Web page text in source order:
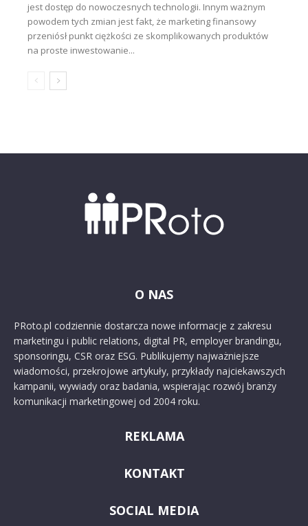
jest dostęp do nowoczesnych technologii. Innym ważnym
powodem tych zmian jest fakt, że marketing finansowy
przeniósł punkt ciężkości ze skomplikowanych produktów
na proste inwestowanie...
O NAS
PRoto.pl codziennie dostarcza nowe informacje z zakresu
marketingu i public relations, digital PR, employer brandingu,
sponsoringu, CSR oraz ESG. Publikujemy najważniejsze
wiadomości, przekrojowe artykuły, przykłady najciekawszych
kampanii, wywiady oraz badania, wspierając rozwój branży
komunikacji marketingowej od 2004 roku.
REKLAMA
KONTAKT
SOCIAL MEDIA